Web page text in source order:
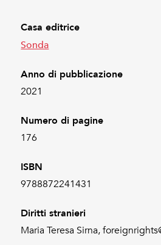
Casa editrice
Sonda
Anno di pubblicazione
2021
Numero di pagine
176
ISBN
9788872241431
Diritti stranieri
Maria Teresa Sirna,